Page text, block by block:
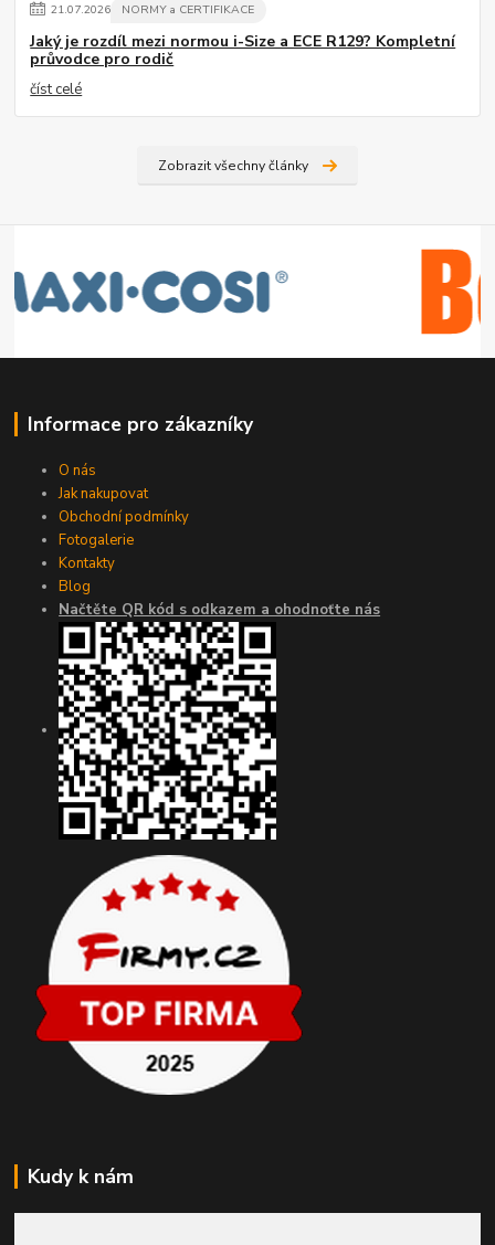
21.07.2026 NORMY a CERTIFIKACE
Jaký je rozdíl mezi normou i-Size a ECE R129? Kompletní
průvodce pro rodič
číst celé
Zobrazit všechny články
Informace pro zákazníky
O nás
Jak nakupovat
Obchodní podmínky
Fotogalerie
Kontakty
Blog
Načtěte QR kód s odkazem a ohodnoťte nás
Kudy k nám